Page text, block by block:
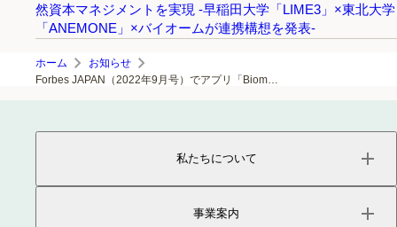
然資本マネジメントを実現 -早稲田大学「LIME3」×東北大学
「ANEMONE」×バイオームが連携構想を発表-
ホーム
お知らせ
Forbes JAPAN（2022年9月号）でアプリ「Biome」を紹介いただきました
私たちについて
事業案内